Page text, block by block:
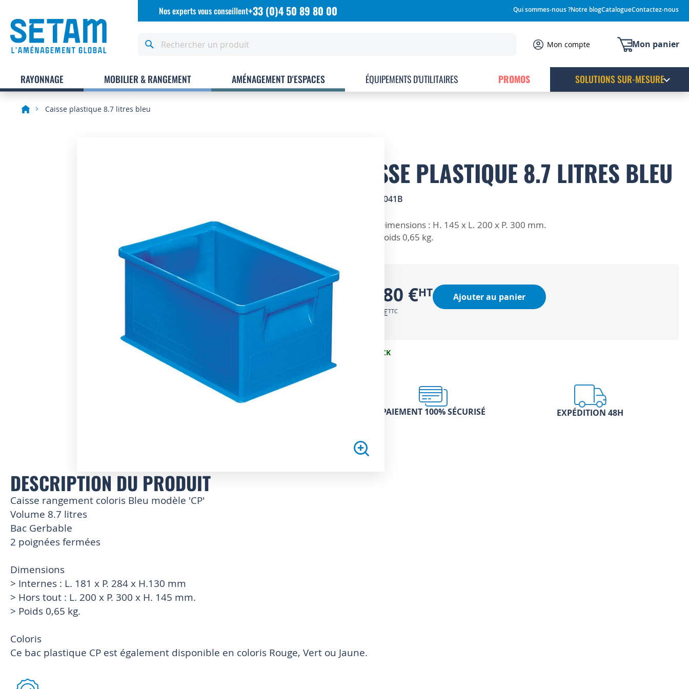
Allez
Qui sommes-nous ?Notre blogCatalogueContactez-nous
Nos experts vous conseillent+33 (0)4 50 89 80 00
Mon panier
Mon compte
RAYONNAGE MOBILIER & RANGEMENT AMÉNAGEMENT D'ESPACES ÉQUIPEMENTS D'UTILITAIRES PROMOS SOLUTIONS SUR-MESURE
Caisse plastique 8.7 litres bleu
Skip
the
beginning
of
the
images
gallery
CAISSE PLASTIQUE 8.7 LITRES BLEU
2002041B
Dimensions : H. 145 x L. 200 x P. 300 mm.
Poids 0,65 kg.
13,80 €
16,56 €
Ajouter au panier
EN STOCK
PAIEMENT 100% SÉCURISÉ EXPÉDITION 48H
DESCRIPTION DU PRODUIT
Caisse rangement coloris Bleu modèle 'CP'
Volume 8.7 litres
Bac Gerbable
2 poignées fermées
Dimensions
> Internes : L. 181 x P. 284 x H.130 mm
> Hors tout : L. 200 x P. 300 x H. 145 mm.
> Poids 0,65 kg.
Coloris
Ce bac plastique CP est également disponible en coloris Rouge, Vert ou Jaune.